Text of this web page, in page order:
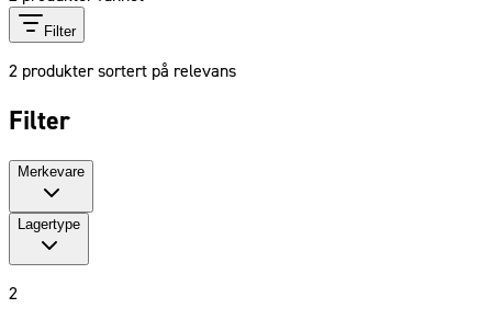
Filter
2 produkter sortert på relevans
Filter
Merkevare
Lagertype
2